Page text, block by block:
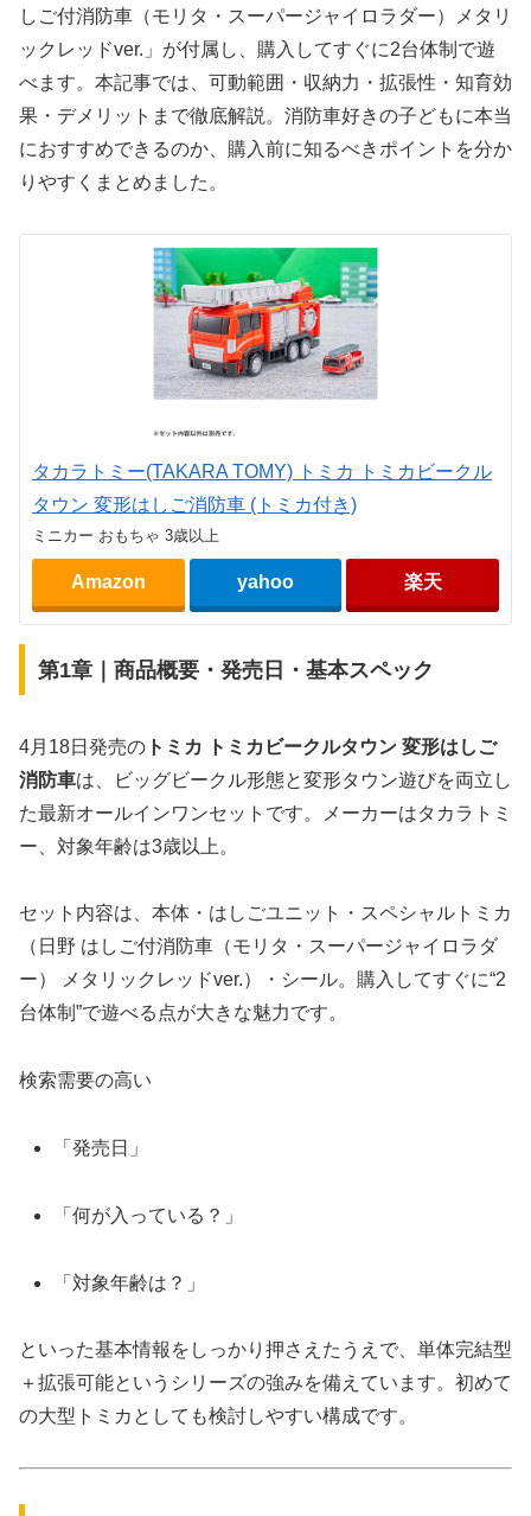
しご付消防車（モリタ・スーパージャイロラダー）メタリ
ックレッドver.」が付属し、購入してすぐに2台体制で遊
べます。本記事では、可動範囲・収納力・拡張性・知育効
果・デメリットまで徹底解説。消防車好きの子どもに本当
におすすめできるのか、購入前に知るべきポイントを分か
りやすくまとめました。
タカラトミー(TAKARA TOMY) トミカ トミカビークル
タウン 変形はしご消防車 (トミカ付き)
ミニカー おもちゃ 3歳以上
Amazon yahoo 楽天
第1章｜商品概要・発売日・基本スペック
4月18日発売の トミカ トミカビークルタウン 変形はしご
消防車は、ビッグビークル形態と変形タウン遊びを両立し
た最新オールインワンセットです。メーカーはタカラトミ
ー、対象年齢は3歳以上。
セット内容は、本体・はしごユニット・スペシャルトミカ
（日野 はしご付消防車（モリタ・スーパージャイロラダ
ー） メタリックレッドver.）・シール。購入してすぐに“2
台体制”で遊べる点が大きな魅力です。
検索需要の高い
「発売日」
「何が入っている？」
「対象年齢は？」
といった基本情報をしっかり押さえたうえで、単体完結型
＋拡張可能というシリーズの強みを備えています。初めて
の大型トミカとしても検討しやすい構成です。